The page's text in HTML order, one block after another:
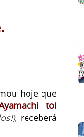
hoje que
to!
receberá